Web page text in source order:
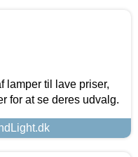
lamper til lave priser,
for at se deres udvalg.